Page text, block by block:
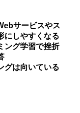
サービスやス
にしやすくなる
ング学習で挫折
グは向いている